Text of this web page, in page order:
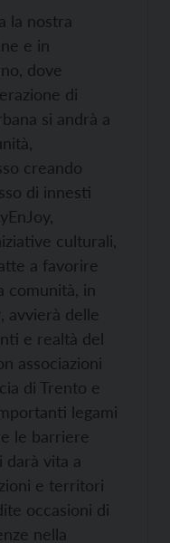
la nostra
e in
dove
di
si andrà a
creando
di innesti
culturali,
a favorire
comunità, in
avvierà delle
e realtà del
associazioni
di Trento e
legami
le barriere
darà vita a
e territori
occasioni di
nella